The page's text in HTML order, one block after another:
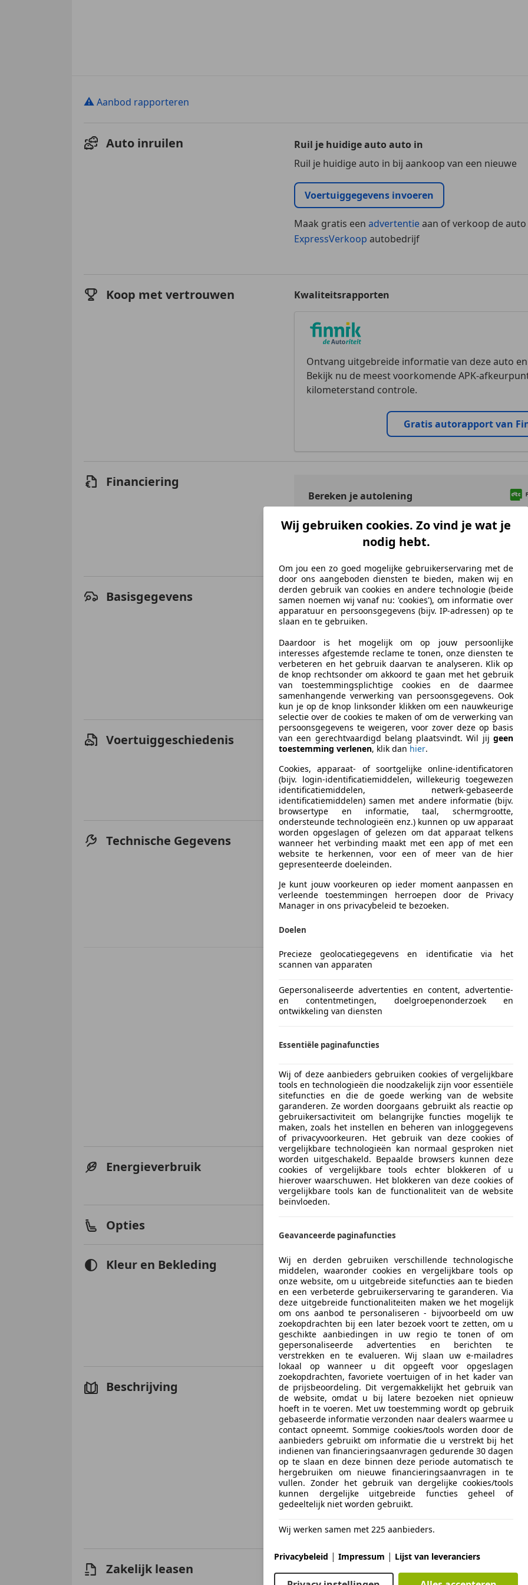
⚠ Aanbod rapporteren
Auto inruilen
Ruil je huidige auto auto in
Ruil je huidige auto in bij aankoop van een nieuwe
Voertuiggegevens invoeren
Maak gratis een advertentieaan of verkoop de
ExpressVerkoop autobedrijf
Koop met vertrouwen Kwaliteitsrapporten
Ontvang uitgebreide informatie van deze auto
Bekijk nu de meest voorkomende APK-
kilometerstand controle.
Gratis autorapport van
Financiering
Bereken je autolening
Hoeveel wil je lenen?
Basisgegevens Carrosserietype
Sedan
Voertuigtype
Oldtimer
Aandrijving
Achter
Stoelen
5
Deuren
4
Advertentienr.
55-RSN-7
Voertuiggeschiedenis Kilometerstand
131.966
APK
Nieuw
Volledige onderhoudshistorie
Ja
Technische Gegevens Vermogen kW (PK)
179 kW
Transmissie
Cilinderinhoud
6.750 cm³
Cilinders
Leeggewicht
Energieverbruik Brandstof
Benzine
CO2-emissie
0 g/km
Opties
Cruise
Elektrisch
Elektrische
Getinte
Lederen
Entertainment en Media
CD
Radio
Veiligheid en beveiliging
Centrale
Extra
Kleur en Bekleding Kleur
Goud
Oorspronkelijke kleur
Goud
Soort lak
Metallic
Kleur interieur
Beige
Materiaal
Leder
Beschrijving
NETTE EN GOED ONDERHOUDEN ROLLS ROYCE
ZEER APARTE EN SJIEKE KLEUR CHAMPAGNE/GOUD.
ONDERHOUDEN EN DE COMPLETE
DEZE AUTO IS EEN TAXATIERAPPORT AANWEZIG
22500 EURO. AUTO IS EVENTUEEL DOOR ONS TE
INSTALLATIE TEGEN EEN MEERPRIJS VAN 1000
DAN 1 JAAR GARANTIE.
Bedrijfsinformatie
AL ONZE OCCASIONS ZIJN VOORZIEN VAN EEN
AFVULLEN VAN VLOEISTOFFEN OP PEIL, CONTROLE
OPGELEVERD EN VRIJWAREN INRUILAUTO ZIJN
meer
Zakelijk leasen
Bereken uw zakelijke lease!
Wij gebruiken cookies. Zo vind je wat je
nodig hebt.
Om jou een zo goed mogelijke gebruikerservaring met de
door ons aangeboden diensten te bieden, maken wij en
derden gebruik van cookies en andere technologie (beide
samen noemen wij vanaf nu: 'cookies'), om informatie over
apparatuur en persoonsgegevens (bijv. IP-adressen) op te
slaan en te gebruiken.
Daardoor is het mogelijk om op jouw persoonlijke
interesses afgestemde reclame te tonen, onze diensten te
verbeteren en het gebruik daarvan te analyseren. Klik op
de knop rechtsonder om akkoord te gaan met het gebruik
van toestemmingsplichtige cookies en de daarmee
samenhangende verwerking van persoonsgegevens. Ook
kun je op de knop linksonder klikken om een nauwkeurige
selectie over de cookies te maken of om de verwerking van
persoonsgegevens te weigeren, voor zover deze op basis
van een gerechtvaardigd belang plaatsvindt. Wil jij geen
toestemming verlenen, klik dan hier.
Cookies, apparaat- of soortgelijke online-identificatoren
(bijv. login-identificatiemiddelen, willekeurig toegewezen
identificatiemiddelen, netwerk-gebaseerde
identificatiemiddelen) samen met andere informatie (bijv.
browsertype en informatie, taal, schermgrootte,
ondersteunde technologieën enz.) kunnen op uw apparaat
worden opgeslagen of gelezen om dat apparaat telkens
wanneer het verbinding maakt met een app of met een
website te herkennen, voor een of meer van de hier
gepresenteerde doeleinden.
Je kunt jouw voorkeuren op ieder moment aanpassen en
verleende toestemmingen herroepen door de Privacy
Manager in ons privacybeleid te bezoeken.
Doelen
Precieze geolocatiegegevens en identificatie via het
scannen van apparaten
Gepersonaliseerde advertenties en content, advertentie-
en contentmetingen, doelgroepenonderzoek en
ontwikkeling van diensten
Essentiële paginafuncties
Wij of deze aanbieders gebruiken cookies of vergelijkbare
tools en technologieën die noodzakelijk zijn voor essentiële
sitefuncties en die de goede werking van de website
garanderen. Ze worden doorgaans gebruikt als reactie op
gebruikersactiviteit om belangrijke functies mogelijk te
maken, zoals het instellen en beheren van inloggegevens
of privacyvoorkeuren. Het gebruik van deze cookies of
vergelijkbare technologieën kan normaal gesproken niet
worden uitgeschakeld. Bepaalde browsers kunnen deze
cookies of vergelijkbare tools echter blokkeren of u
hierover waarschuwen. Het blokkeren van deze cookies of
vergelijkbare tools kan de functionaliteit van de website
beïnvloeden.
Geavanceerde paginafuncties
Wij en derden gebruiken verschillende technologische
middelen, waaronder cookies en vergelijkbare tools op
onze website, om u uitgebreide sitefuncties aan te bieden
en een verbeterde gebruikerservaring te garanderen. Via
deze uitgebreide functionaliteiten maken we het mogelijk
om ons aanbod te personaliseren - bijvoorbeeld om uw
zoekopdrachten bij een later bezoek voort te zetten, om u
geschikte aanbiedingen in uw regio te tonen of om
gepersonaliseerde advertenties en berichten te
verstrekken en te evalueren. Wij slaan uw e-mailadres
lokaal op wanneer u dit opgeeft voor opgeslagen
zoekopdrachten, favoriete voertuigen of in het kader van
de prijsbeoordeling. Dit vergemakkelijkt het gebruik van
de website, omdat u bij latere bezoeken niet opnieuw
hoeft in te voeren. Met uw toestemming wordt op gebruik
gebaseerde informatie verzonden naar dealers waarmee u
contact opneemt. Sommige cookies/tools worden door de
aanbieders gebruikt om informatie die u verstrekt bij het
indienen van financieringsaanvragen gedurende 30 dagen
op te slaan en deze binnen deze periode automatisch te
hergebruiken om nieuwe financieringsaanvragen in te
vullen. Zonder het gebruik van dergelijke cookies/tools
kunnen dergelijke uitgebreide functies geheel of
gedeeltelijk niet worden gebruikt.
Wij werken samen met 225 aanbieders.
Privacybeleid | Impressum | Lijst van leveranciers